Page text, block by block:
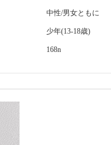
中性/男女ともに
少年(13-18歳)
168n